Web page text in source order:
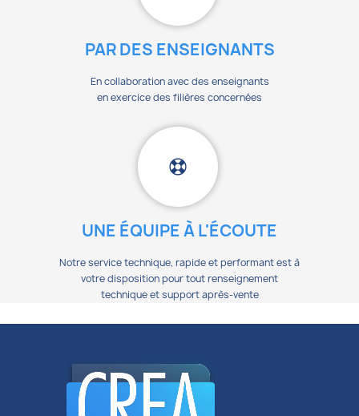
PAR DES ENSEIGNANTS
En collaboration avec des enseignants
en exercice des filières concernées
UNE ÉQUIPE À L'ÉCOUTE
Notre service technique, rapide et performant est à
votre disposition pour tout renseignement
technique et support après-vente